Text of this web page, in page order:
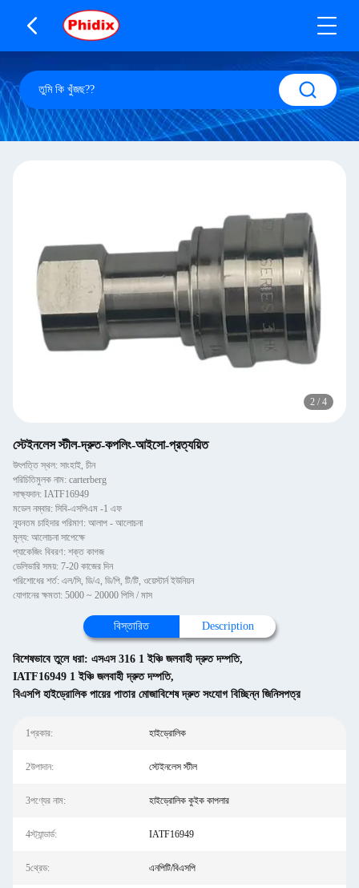
2 / 4
স্টেইনলেস স্টীল-দ্রুত-কপলিং-আইসো-প্রত্যয়িত
উৎপত্তি স্থল: সাংহাই, চীন
পরিচিতিমুলক নাম: carterberg
সাক্ষ্যদান: IATF16949
মডেল নম্বার: সিবি-এসপিএম -1 এফ
ন্যূনতম চাহিদার পরিমাণ: আলাপ - আলোচনা
মূল্য: আলোচনা সাপেক্ষে
প্যাকেজিং বিবরণ: শক্ত কাগজ
ডেলিভারি সময়: 7-20 কাজের দিন
পরিশোধের শর্ত: এল/সি, ডি/এ, ডি/পি, টি/টি, ওয়েস্টার্ন ইউনিয়ন
যোগানের ক্ষমতা: 5000 ~ 20000 পিসি / মাস
বিস্তারিত Description
বিশেষভাবে তুলে ধরা: এসএস 316 1 ইঞ্চি জলবাহী দ্রুত দম্পতি,
IATF16949 1 ইঞ্চি জলবাহী দ্রুত দম্পতি,
বিএসপি হাইড্রোলিক পায়ের পাতার মোজাবিশেষ দ্রুত সংযোগ বিচ্ছিন্ন জিনিসপত্র
1প্রকার: হাইড্রোলিক
2উপাদান: স্টেইনলেস স্টীল
3পণ্যের নাম: হাইড্রোলিক কুইক কাপলার
4স্ট্যান্ডার্ড: IATF16949
5থ্রেড: এনপিটি/বিএসপি